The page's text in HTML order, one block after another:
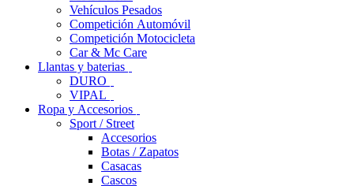
Vehículos Pesados
Competición Automóvil
Competición Motocicleta
Car & Mc Care
Llantas y baterias
DURO
VIPAL
Ropa y Accesorios
Sport / Street
Accesorios
Botas / Zapatos
Casacas
Cascos